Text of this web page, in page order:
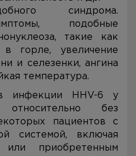
синдрома.
подобные
такие как
в горле, увеличение
и селезенки, ангина
температура.
инфекции HHV-6 у
без
пациентов с
системой, включая
приобретенным